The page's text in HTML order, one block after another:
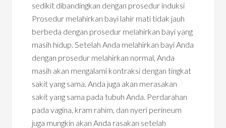
sedikit dibandingkan dengan prosedur induksi
Prosedur melahirkan bayi lahir mati tidak jauh
berbeda dengan prosedur melahirkan bayi yang
masih hidup. Setelah Anda melahirkan bayi Anda
dengan prosedur melahirkan normal, Anda
masih akan mengalami kontraksi dengan tingkat
sakit yang sama. Anda juga akan merasakan
sakit yang sama pada tubuh Anda. Perdarahan
pada vagina, kram rahim, dan nyeri perineum
juga mungkin akan Anda rasakan setelah